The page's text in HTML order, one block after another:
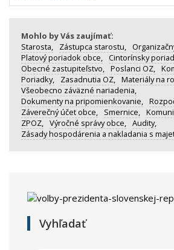
Mohlo by Vás zaujímať:
Starosta,
Zástupca starostu,
Platový poriadok obce, Cintorínsky
Obecné zastupiteľstvo, Poslanci OZ,
Poriadky,
Zasadnutia OZ, Materiály na
Všeobecno záväzné nariadenia,
Dokumenty na pripomienkovanie,
Záverečný účet obce,
Smernice,
ZPOZ, Výročné správy obce, Audity,
Zásady hospodárenia a nakladania s
Vyhľadať